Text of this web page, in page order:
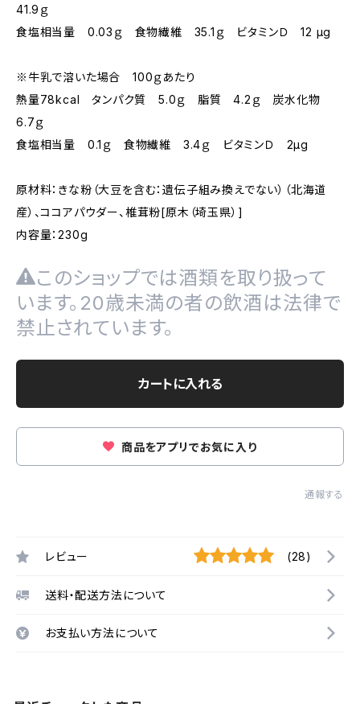
41.9ｇ
食塩相当量 0.03ｇ 食物繊維 35.1ｇ ビタミンＤ 12 µg
※牛乳で溶いた場合 100ｇあたり
熱量78kcal タンパク質 5.0ｇ 脂質 4.2ｇ 炭水化物
6.7ｇ
食塩相当量 0.1ｇ 食物繊維 3.4ｇ ビタミンＤ 2µg
原材料：きな粉（大豆を含む：遺伝子組み換えでない）（北海道
産）、ココアパウダー、椎茸粉[原木（埼玉県）]
内容量：230g
このショップでは酒類を取り扱って
います。20歳未満の者の飲酒は法律で
禁止されています。
カートに入れる
商品をアプリでお気に入り
通報する
レビュー (28)
送料・配送方法について
お支払い方法について